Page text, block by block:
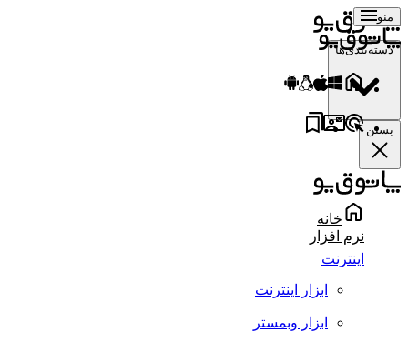
منو
دسته‌بندی‌ها
بستن
خانه
نرم افزار
اینترنت
ابزار اینترنت
ابزار وبمستر